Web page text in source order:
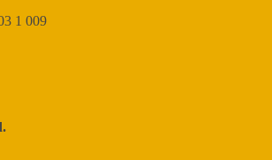
1 009